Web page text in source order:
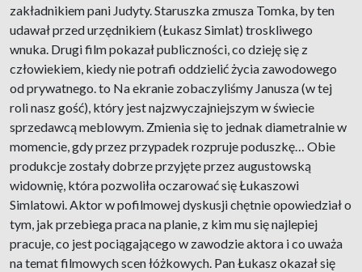
zakładnikiem pani Judyty. Staruszka zmusza Tomka, by ten
udawał przed urzędnikiem (Łukasz Simlat) troskliwego
wnuka. Drugi film pokazał publiczności, co dzieję się z
człowiekiem, kiedy nie potrafi oddzielić życia zawodowego
od prywatnego. to Na ekranie zobaczyliśmy Janusza (w tej
roli nasz gość), który jest najzwyczajniejszym w świecie
sprzedawcą meblowym. Zmienia się to jednak diametralnie w
momencie, gdy przez przypadek rozpruje poduszkę… Obie
produkcje zostały dobrze przyjęte przez augustowską
widownię, która pozwoliła oczarować się Łukaszowi
Simlatowi. Aktor w pofilmowej dyskusji chętnie opowiedział o
tym, jak przebiega praca na planie, z kim mu się najlepiej
pracuje, co jest pociągającego w zawodzie aktora i co uważa
na temat filmowych scen łóżkowych. Pan Łukasz okazał się